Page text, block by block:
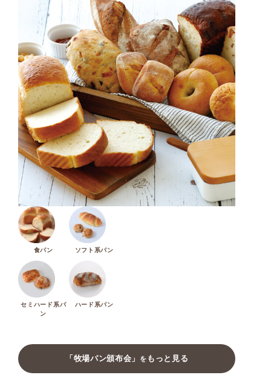
食パン ソフト系パン
セミハード系パ
ン
ハード系パン
「牧場パン頒布会」 を もっと見る